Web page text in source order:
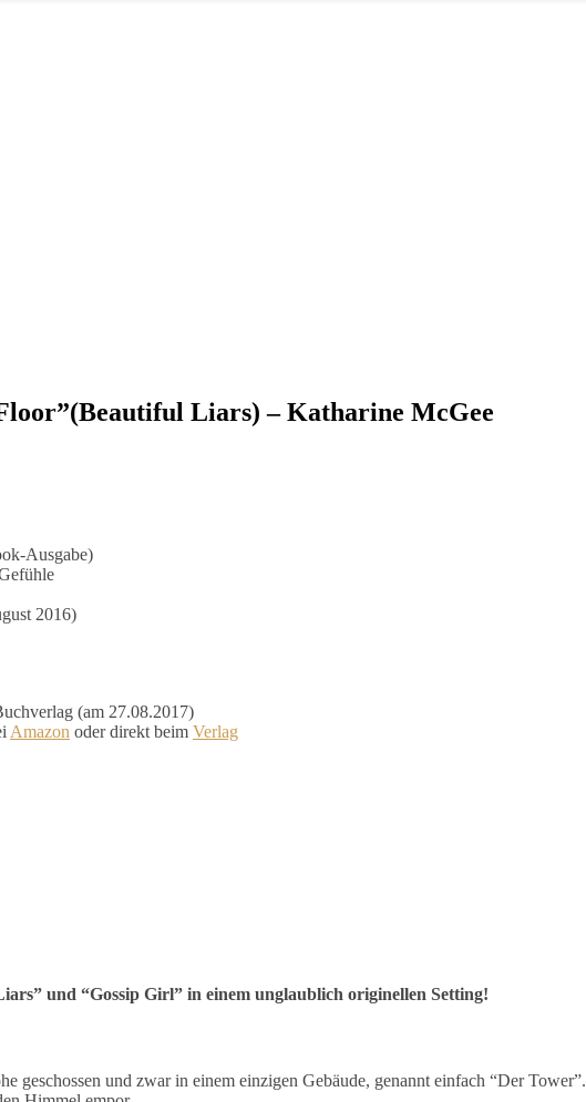
Liars) – Katharine McGee
Ausgabe)
2016)
(am 27.08.2017)
Amazon oder direkt beim Verlag
und “Gossip Girl” in einem unglaublich originellen Setting!
geschossen und zwar in einem einzigen Gebäude, genannt einfach “Der Tower”.